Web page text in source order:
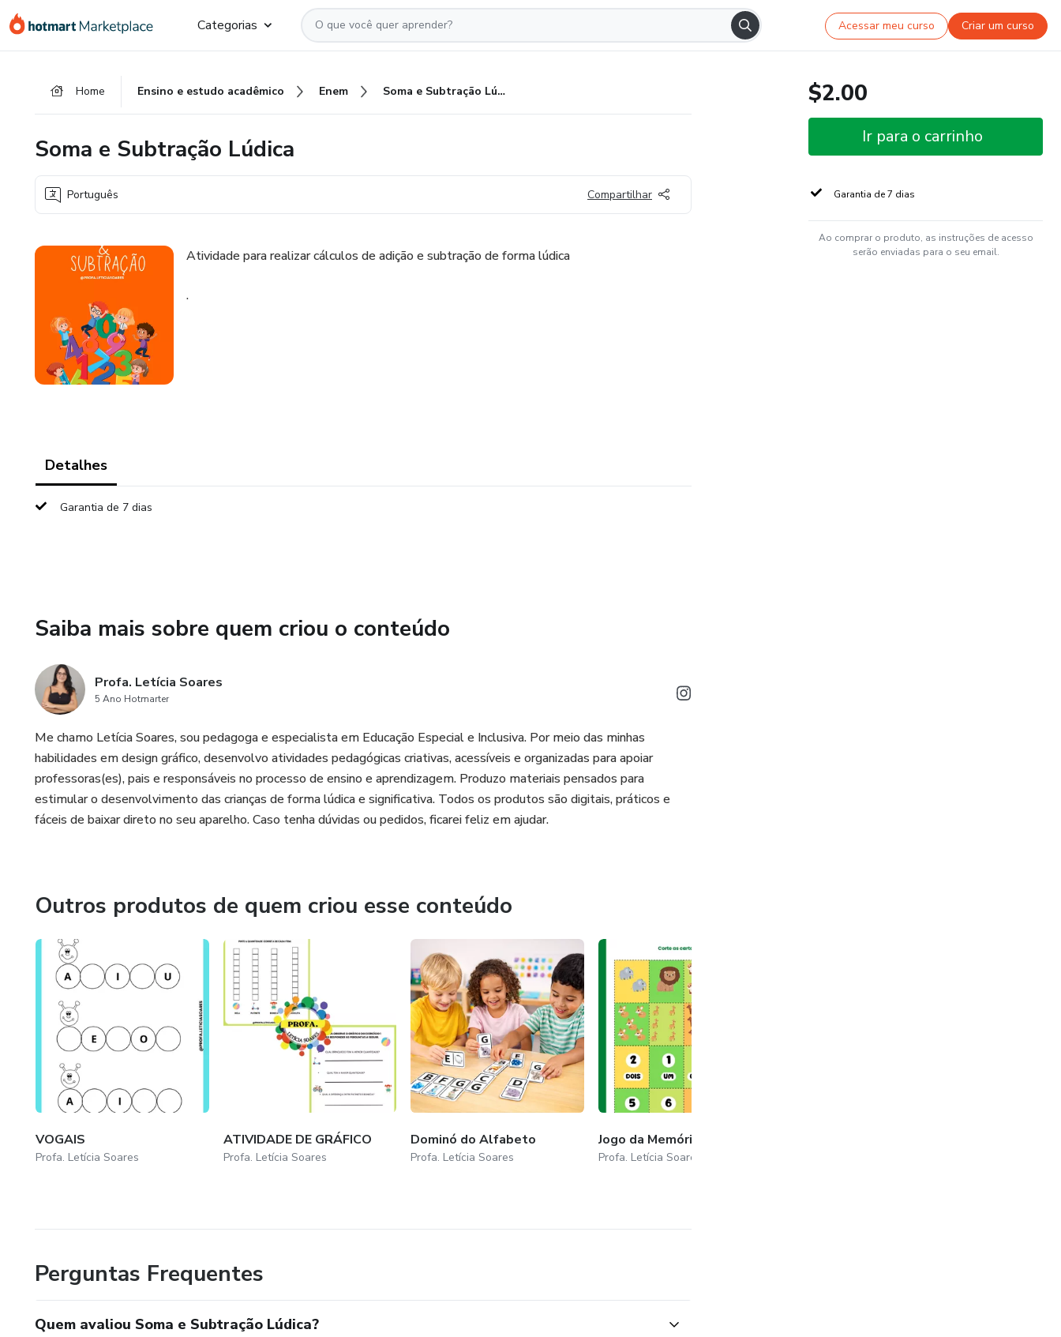
para
para
para
Categorias Acessar meu curso Criar um curso
Home Ensino e estudo acadêmico Enem Soma e Subtração Lúdica
Soma e Subtração Lúdica
Português Compartilhar
Atividade para realizar cálculos de adição e subtração de forma lúdica
.
Detalhes
Garantia de 7 dias
Saiba mais sobre quem criou o conteúdo
Profa. Letícia Soares
5 Ano Hotmarter
Me chamo Letícia Soares, sou pedagoga e especialista em Educação Especial e Inclusiva. Por meio das minhas
habilidades em design gráfico, desenvolvo atividades pedagógicas criativas, acessíveis e organizadas para apoiar
professoras(es), pais e responsáveis no processo de ensino e aprendizagem. Produzo materiais pensados para
estimular o desenvolvimento das crianças de forma lúdica e significativa. Todos os produtos são digitais, práticos e
fáceis de baixar direto no seu aparelho. Caso tenha dúvidas ou pedidos, ficarei feliz em ajudar.
Outros produtos de quem criou esse conteúdo
VOGAIS
Profa. Letícia Soares
ATIVIDADE DE GRÁFICO
Profa. Letícia Soares
Dominó do Alfabeto
Profa. Letícia Soares
Jogo da Memória - 1 ao 8
Profa. Letícia Soares
Perguntas Frequentes
Quem avaliou Soma e Subtração Lúdica?
$2.00
Ir para o carrinho
Garantia de 7 dias
Ao comprar o produto, as instruções de acesso
serão enviadas para o seu email.